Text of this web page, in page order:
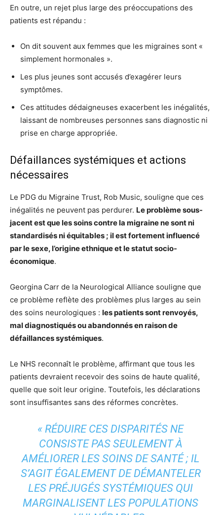
En outre, un rejet plus large des préoccupations des
patients est répandu :
On dit souvent aux femmes que les migraines sont «
simplement hormonales ».
Les plus jeunes sont accusés d’exagérer leurs
symptômes.
Ces attitudes dédaigneuses exacerbent les inégalités,
laissant de nombreuses personnes sans diagnostic ni
prise en charge appropriée.
Défaillances systémiques et actions
nécessaires
Le PDG du Migraine Trust, Rob Music, souligne que ces
inégalités ne peuvent pas perdurer. Le problème sous-
jacent est que les soins contre la migraine ne sont ni
standardisés ni équitables ; il est fortement influencé
par le sexe, l’origine ethnique et le statut socio-
économique.
Georgina Carr de la Neurological Alliance souligne que
ce problème reflète des problèmes plus larges au sein
des soins neurologiques : les patients sont renvoyés,
mal diagnostiqués ou abandonnés en raison de
défaillances systémiques.
Le NHS reconnaît le problème, affirmant que tous les
patients devraient recevoir des soins de haute qualité,
quelle que soit leur origine. Toutefois, les déclarations
sont insuffisantes sans des réformes concrètes.
« RÉDUIRE CES DISPARITÉS NE
CONSISTE PAS SEULEMENT À
AMÉLIORER LES SOINS DE SANTÉ ; IL
S’AGIT ÉGALEMENT DE DÉMANTELER
LES PRÉJUGÉS SYSTÉMIQUES QUI
MARGINALISENT LES POPULATIONS